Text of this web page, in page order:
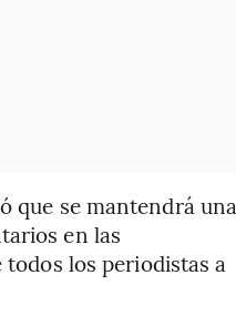
que se mantendrá una
en las
los periodistas a